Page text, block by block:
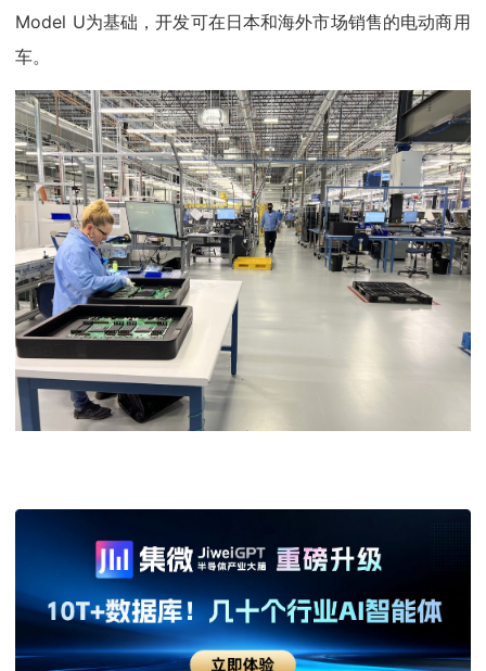
Model U为基础，开发可在日本和海外市场销售的电动商用
车。